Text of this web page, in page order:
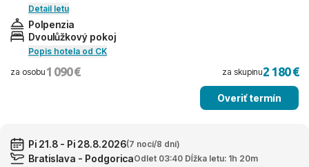
Detail letu
Polpenzia
Dvoulůžkový pokoj
Popis hotela od CK
za osobu 1 090 € za skupinu2 180 €
Overiť termín
Pi 21.8 - Pi 28.8.2026(7 nocí/8 dní)
Bratislava - PodgoricaOdlet 03:40 Dĺžka letu: 1h 20m